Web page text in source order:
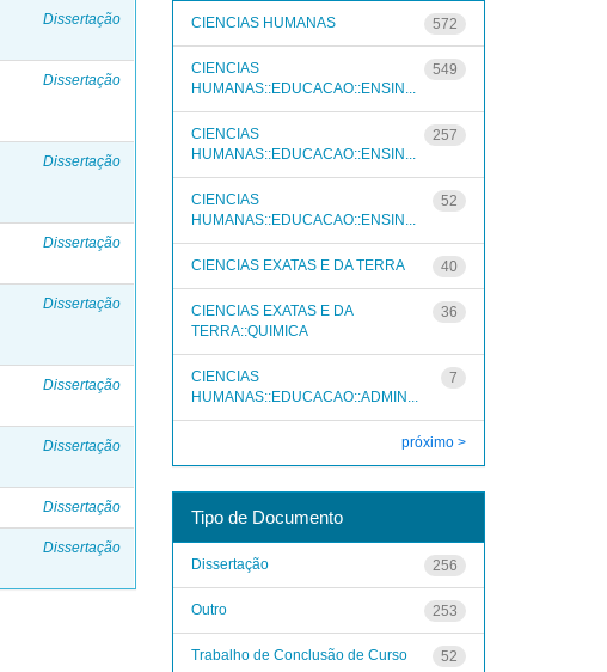
Dissertação
Dissertação
Dissertação
Dissertação
Dissertação
Dissertação
Dissertação
Dissertação
Dissertação
572
CIENCIAS HUMANAS
549
CIENCIAS
HUMANAS::EDUCACAO::ENSIN...
257
CIENCIAS
HUMANAS::EDUCACAO::ENSIN...
52
CIENCIAS
HUMANAS::EDUCACAO::ENSIN...
40
CIENCIAS EXATAS E DA TERRA
36
CIENCIAS EXATAS E DA
TERRA::QUIMICA
7
CIENCIAS
HUMANAS::EDUCACAO::ADMIN...
próximo >
Tipo de Documento
256
Dissertação
253
Outro
52
Trabalho de Conclusão de Curso